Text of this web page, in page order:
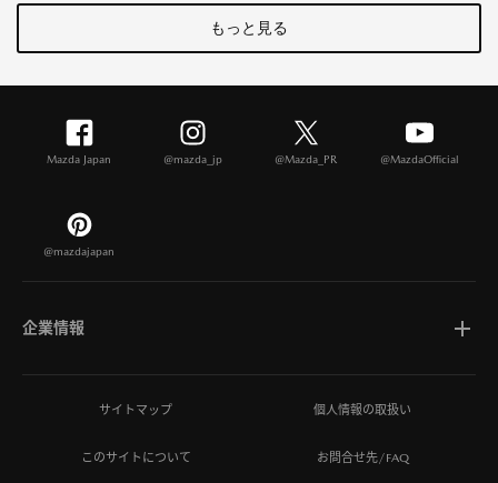
もっと見る
Mazda Japan @mazda_jp @Mazda_PR @MazdaOfficial
@mazdajapan
企業情報
マツダについて
ひとを想う価値創造
サイトマップ 個人情報の取扱い
このサイトについて お問合せ先/FAQ